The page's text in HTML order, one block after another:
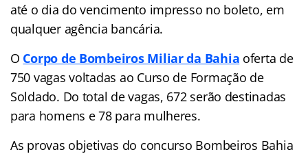
até o dia do vencimento impresso no boleto, em
qualquer agência bancária.
O Corpo de Bombeiros Miliar da Bahia oferta de
750 vagas voltadas ao Curso de Formação de
Soldado. Do total de vagas, 672 serão destinadas
para homens e 78 para mulheres.
As provas objetivas do concurso Bombeiros Bahia